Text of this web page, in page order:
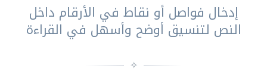
إدخال فواصل أو نقاط في الأرقام داخل
النص لتنسيق أوضح وأسهل في القراءة
✧